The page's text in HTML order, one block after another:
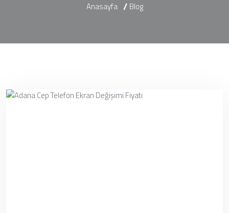
Anasayfa Blog